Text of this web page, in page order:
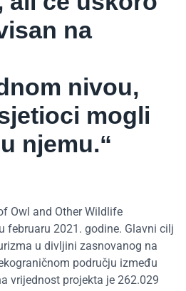
na
nivou,
mogli
njemu.“
Owl and Other Wildlife
februaru 2021. godine. Glavni cilj
u divljini zasnovanog na
području između
vrijednost projekta je 262.029